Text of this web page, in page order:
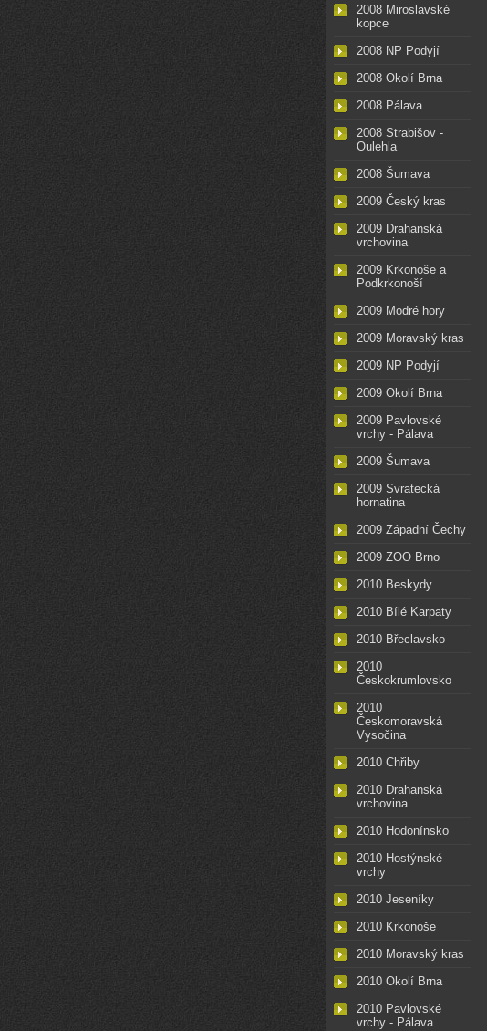
2008 Miroslavské
kopce
2008 NP Podyjí
2008 Okolí Brna
2008 Pálava
2008 Strabišov -
Oulehla
2008 Šumava
2009 Český kras
2009 Drahanská
vrchovina
2009 Krkonoše a
Podkrkonoší
2009 Modré hory
2009 Moravský kras
2009 NP Podyjí
2009 Okolí Brna
2009 Pavlovské
vrchy - Pálava
2009 Šumava
2009 Svratecká
hornatina
2009 Západní Čechy
2009 ZOO Brno
2010 Beskydy
2010 Bílé Karpaty
2010 Břeclavsko
2010
Českokrumlovsko
2010
Českomoravská
Vysočina
2010 Chřiby
2010 Drahanská
vrchovina
2010 Hodonínsko
2010 Hostýnské
vrchy
2010 Jeseníky
2010 Krkonoše
2010 Moravský kras
2010 Okolí Brna
2010 Pavlovské
vrchy - Pálava